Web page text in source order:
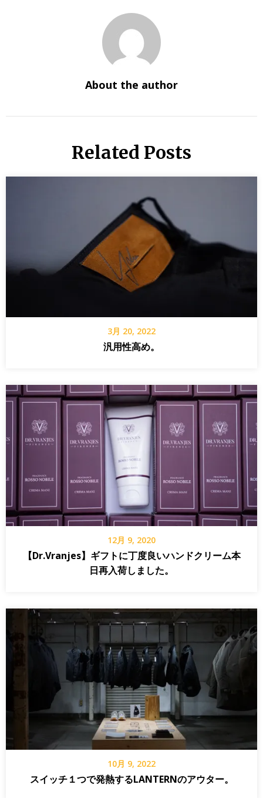
About the author
Related Posts
3月 20, 2022
汎用性高め。
12月 9, 2020
【Dr.Vranjes】ギフトに丁度良いハンドクリーム本
日再入荷しました。
10月 9, 2022
スイッチ１つで発熱するLANTERNのアウター。